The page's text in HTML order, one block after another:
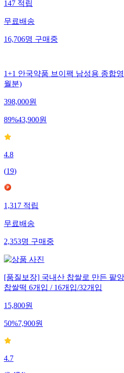
147적립
무료배송
16,706명구매중
1+1 안국약품 브이팩 남성용 종합
월분)
398,000원
89%43,900원
4.8
(19)
1,317적립
무료배송
2,353명구매중
[품질보장] 국내산 찹쌀로 만든 팥
찹쌀떡 6개입 / 16개입/32개입
15,800원
50%7,900원
4.7